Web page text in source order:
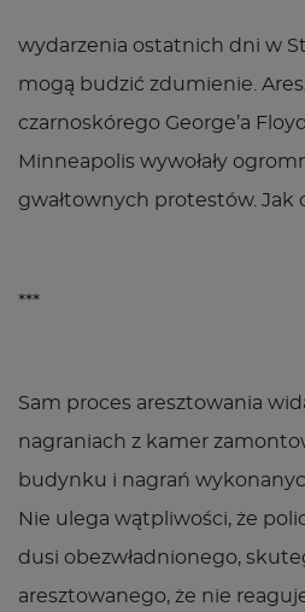
wydarzenia ostatnich dni w
mogą budzić zdumienie.
czarnoskórego George’a
Minneapolis wywołały
gwałtownych protestów. Jak
***
Sam proces aresztowania
nagraniach z kamer
budynku i nagrań
Nie ulega wątpliwości, że
dusi obezwładnionego,
aresztowanego, że nie